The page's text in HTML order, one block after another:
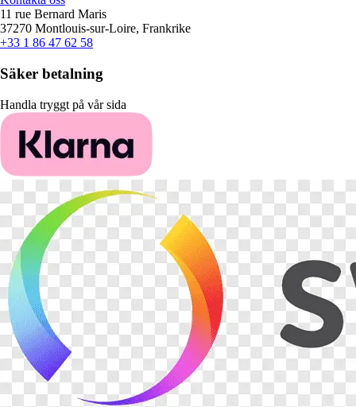
11 rue Bernard Maris
37270 Montlouis-sur-Loire, Frankrike
+33 1 86 47 62 58
Säker betalning
Handla tryggt på vår sida